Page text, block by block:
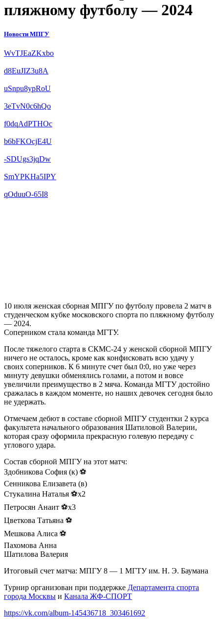
пляжному футболу — 2024
Новости МПГУ
WvTJEaZKxbo
d8EuJIZ3u8A
uSnpu8ypRoU
3eTvN0c6hQo
f0dqAdPTHOc
b6bFKOcjE4U
-SDUgs3jqDw
SmYPKHa5IPY
qOduuO-65I8
10 июля женская сборная МПГУ по футболу провела 2 матч в
студенческом кубке московского спорта по пляжному футболу
— 2024.
Соперником стала команда МГТУ.
После тяжелого старта в СКМС-24 у женской сборной МПГУ
ничего не осталось, кроме как конфисковать всю удачу у
своих соперников. К 6 минуте счет был 0:0, но уже через
минуту девушки обменялись голами, а потом и вовсе
увеличили преимущество в 2 мяча. Команда МГТУ достойно
сражалась в каждом моменте, но наших девочек сегодня было
не удержать.
Отмечаем дебют в составе сборной МПГУ студентки 2 курса
факультета начального образования Шатиловой Валерии,
которая сразу оформила прекрасную голевую передачу с
углового удара.
Состав сборной МПГУ на этот матч:
Здобникова София (к) ⚽
Сенникова Елизавета (в)
Стукалина Наталья ⚽х2
Петросян Анаит ⚽х3
Цветкова Татьяна ⚽
Мешкова Алиса ⚽
Пахомова Анна
Шатилова Валерия
Итоговый счет матча: МПГУ 8 — 1 МГТУ им. Н. Э. Баумана
Турнир организован при поддержке Департамента спорта
города Москвы и Канала ЖФ-СПОРТ
https://vk.com/album-145436718_303461692